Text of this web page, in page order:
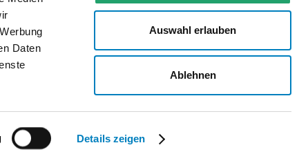
Daten
Details zeigen
Auswahl erlauben
Ablehnen
Impressum Datenschutz